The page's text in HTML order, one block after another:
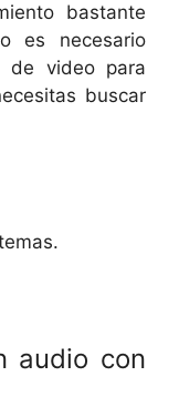
bastante
es necesario
de video para
buscar
audio con